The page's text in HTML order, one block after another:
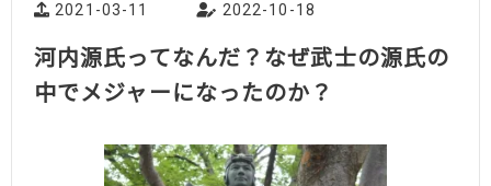
2021-03-11 2022-10-18
河内源氏ってなんだ？なぜ武士の源氏の
中でメジャーになったのか？